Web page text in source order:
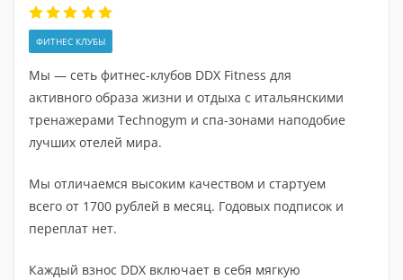
ФИТНЕС КЛУБЫ
Мы — сеть фитнес-клубов DDX Fitness для
активного образа жизни и отдыха с итальянскими
тренажерами Technogym и спа-зонами наподобие
лучших отелей мира.
Мы отличаемся высоким качеством и стартуем
всего от 1700 рублей в месяц. Годовых подписок и
переплат нет.
Каждый взнос DDX включает в себя мягкую